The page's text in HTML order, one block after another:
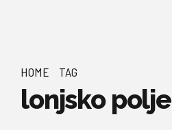
HOME TAG
lonjsko polje